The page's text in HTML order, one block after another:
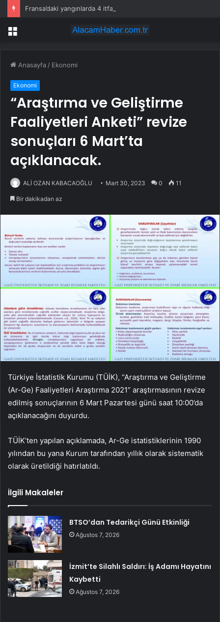
Fransa’daki yangınlarda 4 itfaiye eri hayatını kaybetti
Menü
Anasayfa / Ekonomi
Ekonomi
“Araştırma ve Geliştirme
Faaliyetleri Anketi” revize
sonuçları 6 Mart’ta
açıklanacak.
ALİ OZAN KABACAOĞLU Mart 30, 2023 0 11
Bir dakikadan az
Türkiye İstatistik Kurumu (TÜİK), “Araştırma ve Geliştirme
(Ar-Ge) Faaliyetleri Araştırma 2021” araştırmasının revize
edilmiş sonuçlarının 6 Mart Pazartesi günü saat 10:00’da
açıklanacağını duyurdu.
TÜİK’ten yapılan açıklamada, Ar-Ge istatistiklerinin 1990
yılından bu yana Kurum tarafından yıllık olarak sistematik
olarak üretildiği hatırlatıldı.
İlgili Makaleler
BTSO’dan Tedarikçi Günü Etkinliği
Ağustos 7, 2026
İzmit’te Silahlı Saldırı: İş Adamı Hayatını
Kaybetti
Ağustos 7, 2026